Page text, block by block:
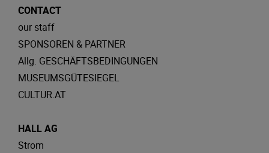
CONTACT
our staff
SPONSOREN & PARTNER
Allg. GESCHÄFTSBEDINGUNGEN
MUSEUMSGÜTESIEGEL
CULTUR.AT
HALL AG
Strom